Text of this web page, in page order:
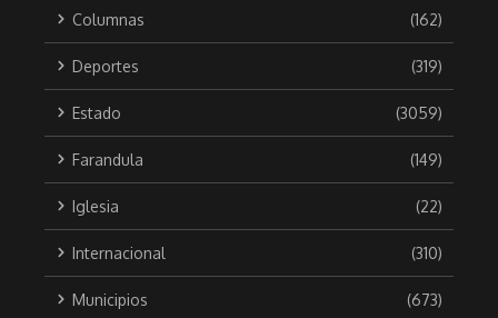
Columnas (162)
Deportes (319)
Estado (3059)
Farandula (149)
Iglesia (22)
Internacional (310)
Municipios (673)